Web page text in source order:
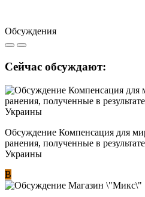
Обсуждения
Сейчас обсуждают:
Обсуждение Компенсация для
ранения, полученные в
Украины
В